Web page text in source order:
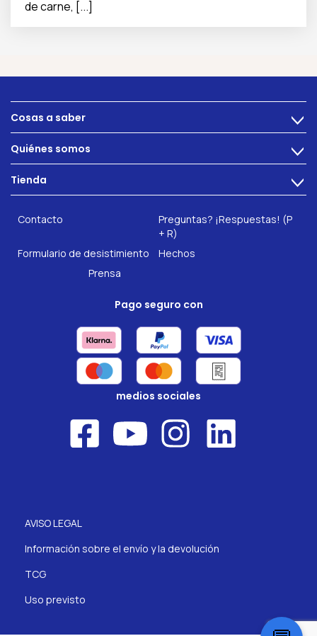
de carne, [...]
Cosas a saber >
Alimentacion
Problemas intestinales
Salud intestinal
Quiénes somos >
Tecnología
Tienda >
INTEST.pro
Nuestros complementos alimenticios
Contacto
Preguntas? ¡Respuestas! (P
+ R)
Formulario de desistimiento
Hechos
Prensa
Pago seguro con
medios sociales
AVISO LEGAL
Información sobre el envío y la devolución
TCG
Uso previsto